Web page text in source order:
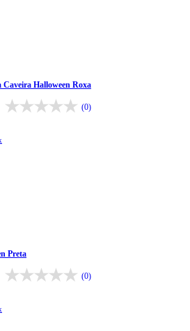
Caveira Halloween Roxa
(0)
Preta
(0)